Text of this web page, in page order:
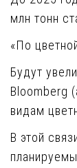
млн тонн
«По
Будут
Bloomberg
видам
В этой